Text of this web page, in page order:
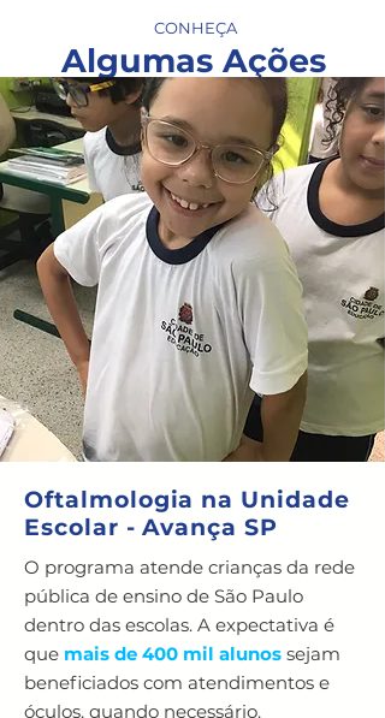
CONHEÇA
Algumas Ações
Oftalmologia na Unidade
Escolar - Avança SP
O programa atende crianças da rede
pública de ensino de São Paulo
dentro das escolas. A expectativa é
que mais de 400 mil alunos sejam
beneficiados com atendimentos e
óculos, quando necessário.